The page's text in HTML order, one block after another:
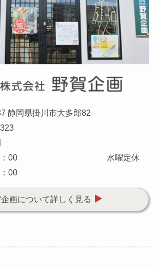
静岡県掛川市大多郎82
00
00
水曜定休
画について詳しく見る